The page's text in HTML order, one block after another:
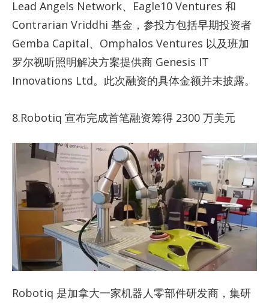
Lead Angels Network、Eagle10 Ventures 和
Contrarian Vriddhi 基金，参投方包括早期投资者
Gemba Capital、Omphalos Ventures 以及班加
罗尔视听照明解决方案提供商 Genesis IT
Innovations Ltd。此次融资的具体金额并未披露。
8.Robotiq 宣布完成首笔融资筹得 2300 万美元
Robotiq 是加拿大一家机器人零部件研发商，集研